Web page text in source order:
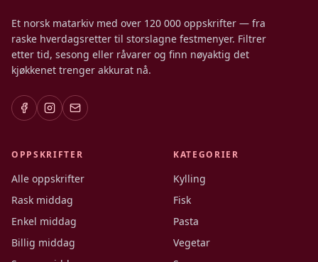
Et norsk matarkiv med over 120 000 oppskrifter — fra
raske hverdagsretter til storslagne festmenyer. Filtrer
etter tid, sesong eller råvarer og finn nøyaktig det
kjøkkenet trenger akkurat nå.
OPPSKRIFTER
Alle oppskrifter
Rask middag
Enkel middag
Billig middag
KATEGORIER
Kylling
Fisk
Pasta
Vegetar